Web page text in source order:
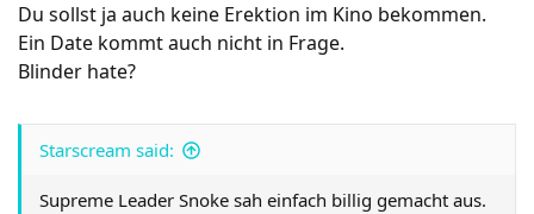
Du sollst ja auch keine Erektion im Kino bekommen.
Ein Date kommt auch nicht in Frage.
Blinder hate?
Starscream said:
Supreme Leader Snoke sah einfach billig gemacht aus.